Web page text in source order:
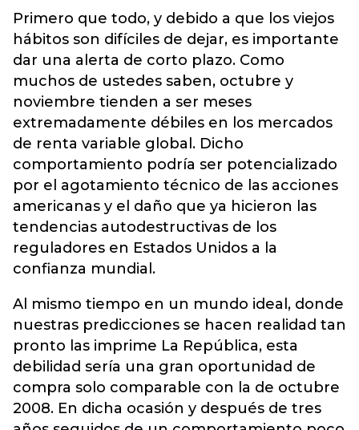
Primero que todo, y debido a que los viejos
hábitos son difíciles de dejar, es importante
dar una alerta de corto plazo. Como
muchos de ustedes saben, octubre y
noviembre tienden a ser meses
extremadamente débiles en los mercados
de renta variable global. Dicho
comportamiento podría ser potencializado
por el agotamiento técnico de las acciones
americanas y el daño que ya hicieron las
tendencias autodestructivas de los
reguladores en Estados Unidos a la
confianza mundial.
Al mismo tiempo en un mundo ideal, donde
nuestras predicciones se hacen realidad tan
pronto las imprime La República, esta
debilidad sería una gran oportunidad de
compra solo comparable con la de octubre
2008. En dicha ocasión y después de tres